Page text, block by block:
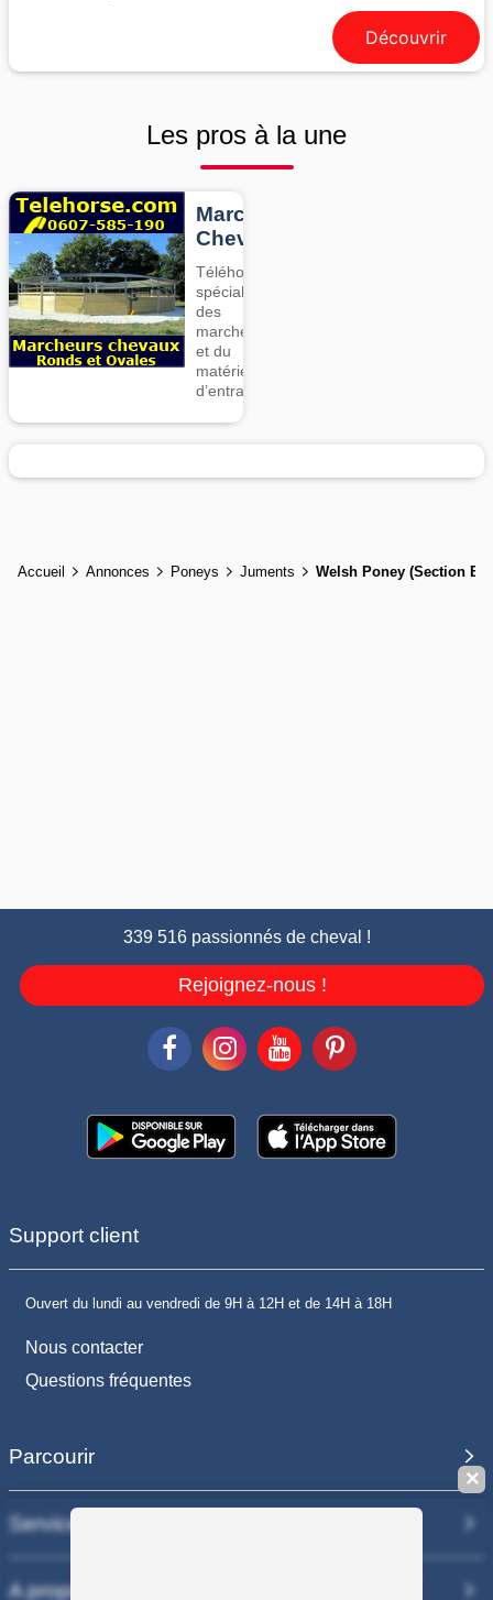
Découvrir
Les pros à la une
Marcheurs
Chevaux
Téléhorse,
spécialiste
des
marcheurs
et du
matériel
d’entrainement
Accueil Annonces Poneys Juments Welsh Poney (Section B)
339 516 passionnés de cheval !
Rejoignez-nous !
Support client
Ouvert du lundi au vendredi de 9H à 12H et de 14H à 18H
Nous contacter
Questions fréquentes
Parcourir
Services
A propos
✕